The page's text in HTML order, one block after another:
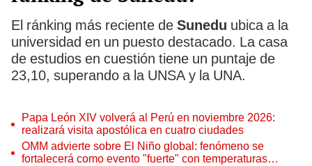
El ránking más reciente de Sunedu ubica a la
universidad en un puesto destacado. La casa
de estudios en cuestión tiene un puntaje de
23,10, superando a la UNSA y la UNA.
Papa León XIV volverá al Perú en noviembre 2026:
realizará visita apostólica en cuatro ciudades
OMM advierte sobre El Niño global: fenómeno se
fortalecerá como evento "fuerte" con temperaturas